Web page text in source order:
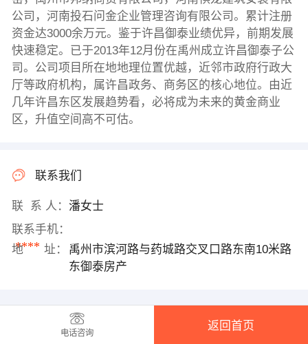
公司，河南投石问金企业管理咨询有限公司。累计注册
资金达3000余万元。鉴于许昌御泰业绩优异，前期发展
快速稳定。已于2013年12月份在禹州成立许昌御泰子公
司。公司项目所在地地理位置优越，近邻市政府行政大
厅等政府机构，属许昌政务、商务区的核心地位。由近
几年许昌东区发展趋势看，必将成为未来的黄金商业
区，升值空间高不可估。
联系我们
联 系 人： 潘女士
联系手机：
****
地 址：
禹州市滨河路与药城路交叉口路东南10米路
东御泰房产
电话咨询
返回首页